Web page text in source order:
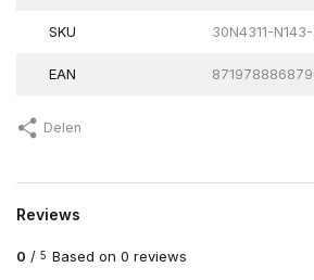
SKU 30N4311-
EAN
Delen
Reviews
0 / 5 Based on 0 reviews